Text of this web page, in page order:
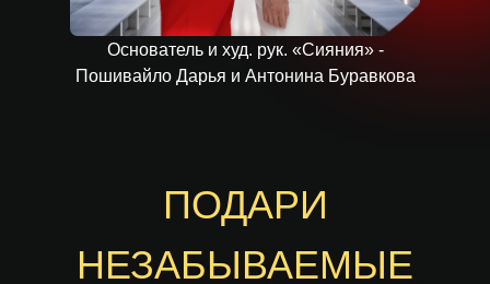
Основатель и худ. рук. «Сияния» -
Пошивайло Дарья и Антонина Буравкова
ПОДАРИ
НЕЗАБЫВАЕМЫЕ